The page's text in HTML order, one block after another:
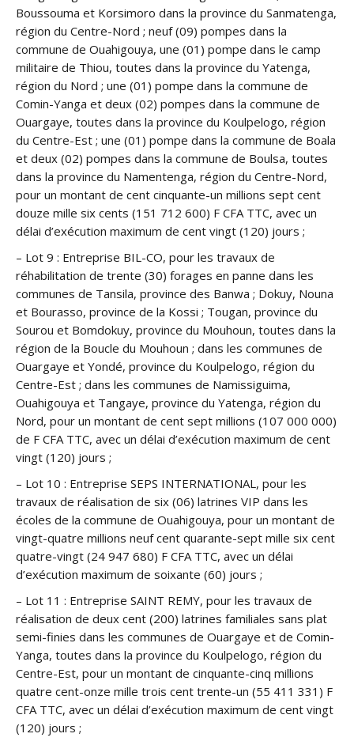
Boussouma et Korsimoro dans la province du Sanmatenga,
région du Centre-Nord ; neuf (09) pompes dans la
commune de Ouahigouya, une (01) pompe dans le camp
militaire de Thiou, toutes dans la province du Yatenga,
région du Nord ; une (01) pompe dans la commune de
Comin-Yanga et deux (02) pompes dans la commune de
Ouargaye, toutes dans la province du Koulpelogo, région
du Centre-Est ; une (01) pompe dans la commune de Boala
et deux (02) pompes dans la commune de Boulsa, toutes
dans la province du Namentenga, région du Centre-Nord,
pour un montant de cent cinquante-un millions sept cent
douze mille six cents (151 712 600) F CFA TTC, avec un
délai d’exécution maximum de cent vingt (120) jours ;
– Lot 9 : Entreprise BIL-CO, pour les travaux de
réhabilitation de trente (30) forages en panne dans les
communes de Tansila, province des Banwa ; Dokuy, Nouna
et Bourasso, province de la Kossi ; Tougan, province du
Sourou et Bomdokuy, province du Mouhoun, toutes dans la
région de la Boucle du Mouhoun ; dans les communes de
Ouargaye et Yondé, province du Koulpelogo, région du
Centre-Est ; dans les communes de Namissiguima,
Ouahigouya et Tangaye, province du Yatenga, région du
Nord, pour un montant de cent sept millions (107 000 000)
de F CFA TTC, avec un délai d’exécution maximum de cent
vingt (120) jours ;
– Lot 10 : Entreprise SEPS INTERNATIONAL, pour les
travaux de réalisation de six (06) latrines VIP dans les
écoles de la commune de Ouahigouya, pour un montant de
vingt-quatre millions neuf cent quarante-sept mille six cent
quatre-vingt (24 947 680) F CFA TTC, avec un délai
d’exécution maximum de soixante (60) jours ;
– Lot 11 : Entreprise SAINT REMY, pour les travaux de
réalisation de deux cent (200) latrines familiales sans plat
semi-finies dans les communes de Ouargaye et de Comin-
Yanga, toutes dans la province du Koulpelogo, région du
Centre-Est, pour un montant de cinquante-cinq millions
quatre cent-onze mille trois cent trente-un (55 411 331) F
CFA TTC, avec un délai d’exécution maximum de cent vingt
(120) jours ;